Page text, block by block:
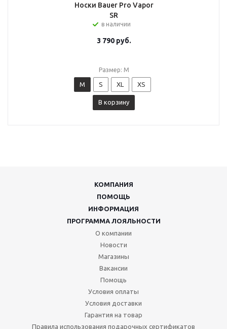
Носки Bauer Pro Vapor
SR
в наличии
3 790руб.
Размер: M
M S XL XS
В корзину
КОМПАНИЯ
ПОМОЩЬ
ИНФОРМАЦИЯ
ПРОГРАММА ЛОЯЛЬНОСТИ
О компании
Новости
Магазины
Вакансии
Помощь
Условия оплаты
Условия доставки
Гарантия на товар
Правила использования подарочных сертификатов